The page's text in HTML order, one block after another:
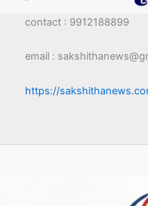
contact : 9912188899
email :
https://